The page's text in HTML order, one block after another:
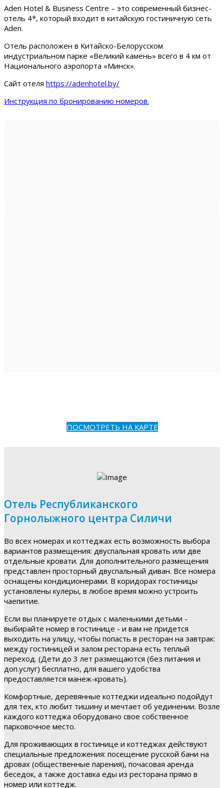
Aden Hotel & Business Centre – это современный бизнес-
отель 4*, который входит в китайскую гостиничную сеть
Aden.
Отель расположен в Китайско-Белорусском
индустриальном парке «Великий камень» всего в 4 км от
Национального аэропорта «Минск».
Сайт отеля https://adenhotel.by/
Инструкция по бронированию номеров.
ПОСМОТРЕТЬ НА КАРТЕ
Отель Республиканского
Горнолыжного центра Силичи
Во всех номерах и коттеджах есть возможность выбора
вариантов размещения: двуспальная кровать или две
отдельные кровати. Для дополнительного размещения
представлен просторный двуспальный диван. Все номера
оснащены кондиционерами. В коридорах гостиницы
установлены кулеры, в любое время можно устроить
чаепитие.
Если вы планируете отдых с маленькими детьми -
выбирайте номер в гостинице - и вам не придется
выходить на улицу, чтобы попасть в ресторан на завтрак:
между гостиницей и залом ресторана есть теплый
переход. (Дети до 3 лет размещаются (без питания и
доп.услуг) бесплатно, для вашего удобства
предоставляется манеж-кровать).
Комфортные, деревянные коттеджи идеально подойдут
для тех, кто любит тишину и мечтает об уединении. Возле
каждого коттеджа оборудовано свое собственное
парковочное место.
Для проживающих в гостинице и коттеджах действуют
специальные предложения: посещение русской бани на
дровах (общественные парения), почасовая аренда
беседок, а также доставка еды из ресторана прямо в
номер или коттедж.